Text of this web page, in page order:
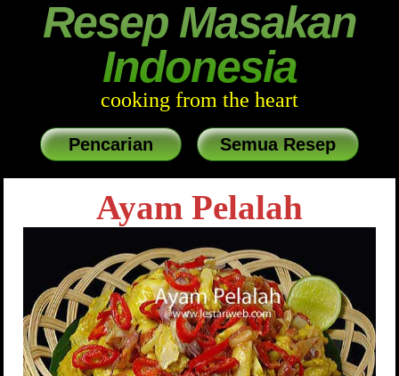
Resep Masakan
Indonesia
cooking from the heart
Pencarian Semua Resep
Ayam Pelalah